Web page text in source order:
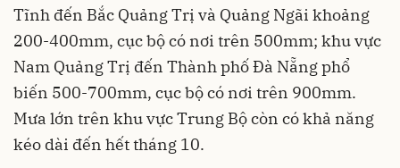
Tĩnh đến Bắc Quảng Trị và Quảng Ngãi khoảng
200-400mm, cục bộ có nơi trên 500mm; khu vực
Nam Quảng Trị đến Thành phố Đà Nẵng phổ
biến 500-700mm, cục bộ có nơi trên 900mm.
Mưa lớn trên khu vực Trung Bộ còn có khả năng
kéo dài đến hết tháng 10.